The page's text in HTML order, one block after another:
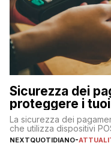
Sicurezza dei
proteggere i
La sicurezza dei
che utilizza dispositivi
NEXTQUOTIDIANO-